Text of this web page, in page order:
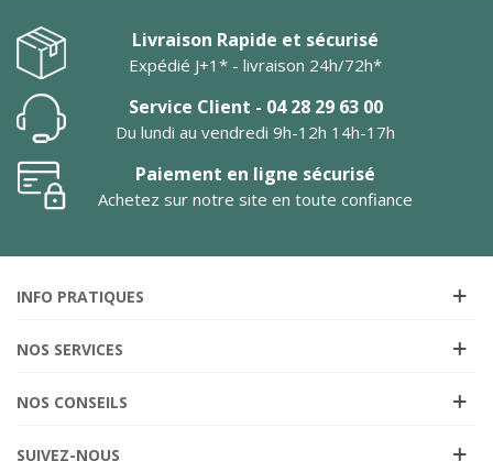
Livraison Rapide et sécurisé
Expédié J+1* - livraison 24h/72h*
Service Client - 04 28 29 63 00
Du lundi au vendredi 9h-12h 14h-17h
Paiement en ligne sécurisé
Achetez sur notre site en toute confiance
INFO PRATIQUES
NOS SERVICES
NOS CONSEILS
SUIVEZ-NOUS